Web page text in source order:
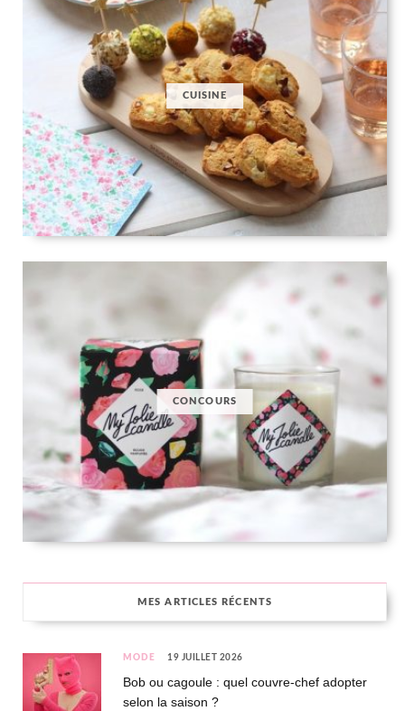
CUISINE
CONCOURS
MES ARTICLES RÉCENTS
MODE 19 JUILLET 2026
Bob ou cagoule : quel couvre-chef adopter
selon la saison ?